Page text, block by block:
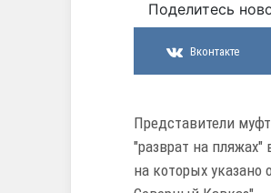
Поделитесь
Вконтакте
Представители
"разврат на пляжах"
на которых указано